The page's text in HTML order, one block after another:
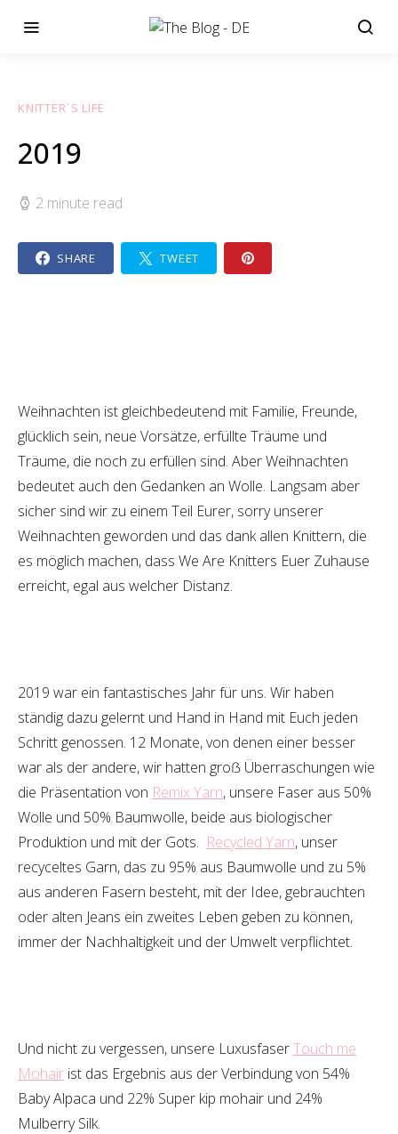
KNITTER´S LIFE
2019
2 minute read
SHARE TWEET
Weihnachten ist gleichbedeutend mit Familie, Freunde,
glücklich sein, neue Vorsätze, erfüllte Träume und
Träume, die noch zu erfüllen sind. Aber Weihnachten
bedeutet auch den Gedanken an Wolle. Langsam aber
sicher sind wir zu einem Teil Eurer, sorry unserer
Weihnachten geworden und das dank allen Knittern, die
es möglich machen, dass We Are Knitters Euer Zuhause
erreicht, egal aus welcher Distanz.
2019 war ein fantastisches Jahr für uns. Wir haben
ständig dazu gelernt und Hand in Hand mit Euch jeden
Schritt genossen. 12 Monate, von denen einer besser
war als der andere, wir hatten groẞ Überraschungen wie
die Präsentation von Remix Yarn, unsere Faser aus 50%
Wolle und 50% Baumwolle, beide aus biologischer
Produktion und mit der Gots. Recycled Yarn, unser
recyceltes Garn, das zu 95% aus Baumwolle und zu 5%
aus anderen Fasern besteht, mit der Idee, gebrauchten
oder alten Jeans ein zweites Leben geben zu können,
immer der Nachhaltigkeit und der Umwelt verpflichtet.
Und nicht zu vergessen, unsere LuxusfaserTouch me
Mohair ist das Ergebnis aus der Verbindung von 54%
Baby Alpaca und 22% Super kip mohair und 24%
Mulberry Silk.